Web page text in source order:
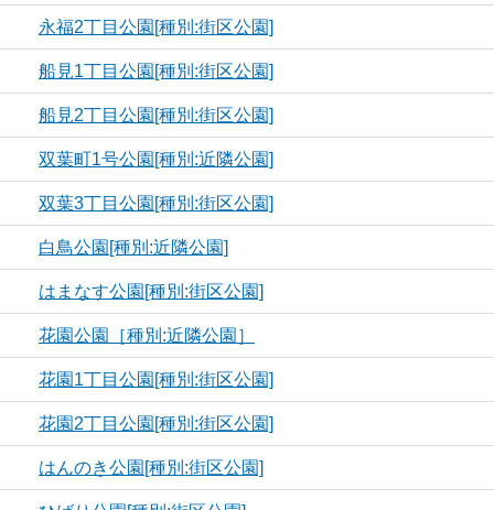
永福2丁目公園[種別:街区公園]
船見1丁目公園[種別:街区公園]
船見2丁目公園[種別:街区公園]
双葉町1号公園[種別:近隣公園]
双葉3丁目公園[種別:街区公園]
白鳥公園[種別:近隣公園]
はまなす公園[種別:街区公園]
花園公園［種別:近隣公園］
花園1丁目公園[種別:街区公園]
花園2丁目公園[種別:街区公園]
はんのき公園[種別:街区公園]